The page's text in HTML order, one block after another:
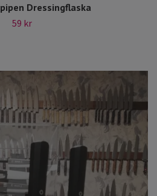
Dressingflaska
59 kr